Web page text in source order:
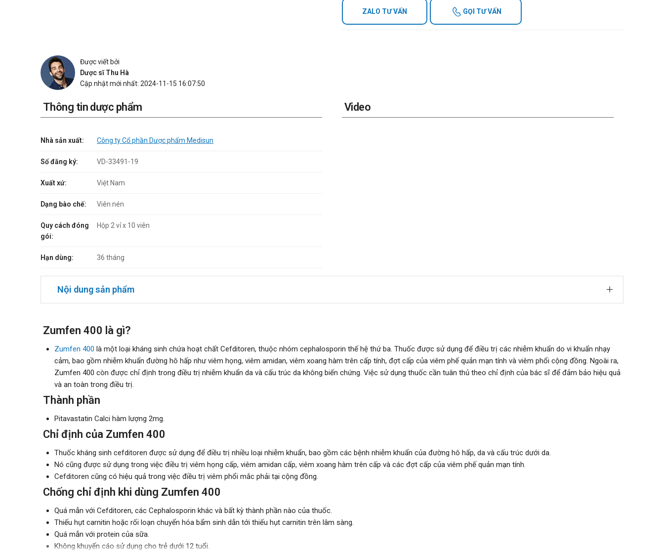
ZALO TƯ VẤN GỌI TƯ VẤN
Được viết bởi
Dược sĩ Thu Hà
Cập nhật mới nhất: 2024-11-15 16:07:50
Thông tin dược phẩm
Nhà sản xuất: Công ty Cổ phần Dược phẩm Medisun
Số đăng ký: VD-33491-19
Xuất xứ: Việt Nam
Dạng bào chế: Viên nén
Quy cách đóng
gói:
Hộp 2 vỉ x 10 viên
Hạn dùng: 36 tháng
Video
Nội dung sản phẩm
Zumfen 400 là gì?
Zumfen 400 là một loại kháng sinh chứa hoạt chất Cefditoren, thuộc nhóm cephalosporin thế hệ thứ ba. Thuốc được sử dụng để điều trị các nhiễm khuẩn do vi khuẩn nhạy
cảm, bao gồm nhiễm khuẩn đường hô hấp như viêm họng, viêm amidan, viêm xoang hàm trên cấp tính, đợt cấp của viêm phế quản mạn tính và viêm phổi cộng đồng. Ngoài ra,
Zumfen 400 còn được chỉ định trong điều trị nhiễm khuẩn da và cấu trúc da không biến chứng. Việc sử dụng thuốc cần tuân thủ theo chỉ định của bác sĩ để đảm bảo hiệu quả
và an toàn trong điều trị.
Thành phần
Pitavastatin Calci hàm lượng 2mg.
Chỉ định của Zumfen 400
Thuốc kháng sinh cefditoren được sử dụng để điều trị nhiều loại nhiễm khuẩn, bao gồm các bệnh nhiễm khuẩn của đường hô hấp, da và cấu trúc dưới da.
Nó cũng được sử dụng trong việc điều trị viêm họng cấp, viêm amidan cấp, viêm xoang hàm trên cấp và các đợt cấp của viêm phế quản mạn tính.
Cefditoren cũng có hiệu quả trong việc điều trị viêm phổi mắc phải tại cộng đồng.
Chống chỉ định khi dùng Zumfen 400
Quá mẫn với Cefditoren, các Cephalosporin khác và bất kỳ thành phần nào của thuốc.
Thiếu hụt carnitin hoặc rối loạn chuyển hóa bẩm sinh dẫn tới thiếu hụt carnitin trên lâm sàng.
Quá mẫn với protein của sữa.
Không khuyến cáo sử dụng cho trẻ dưới 12 tuổi.